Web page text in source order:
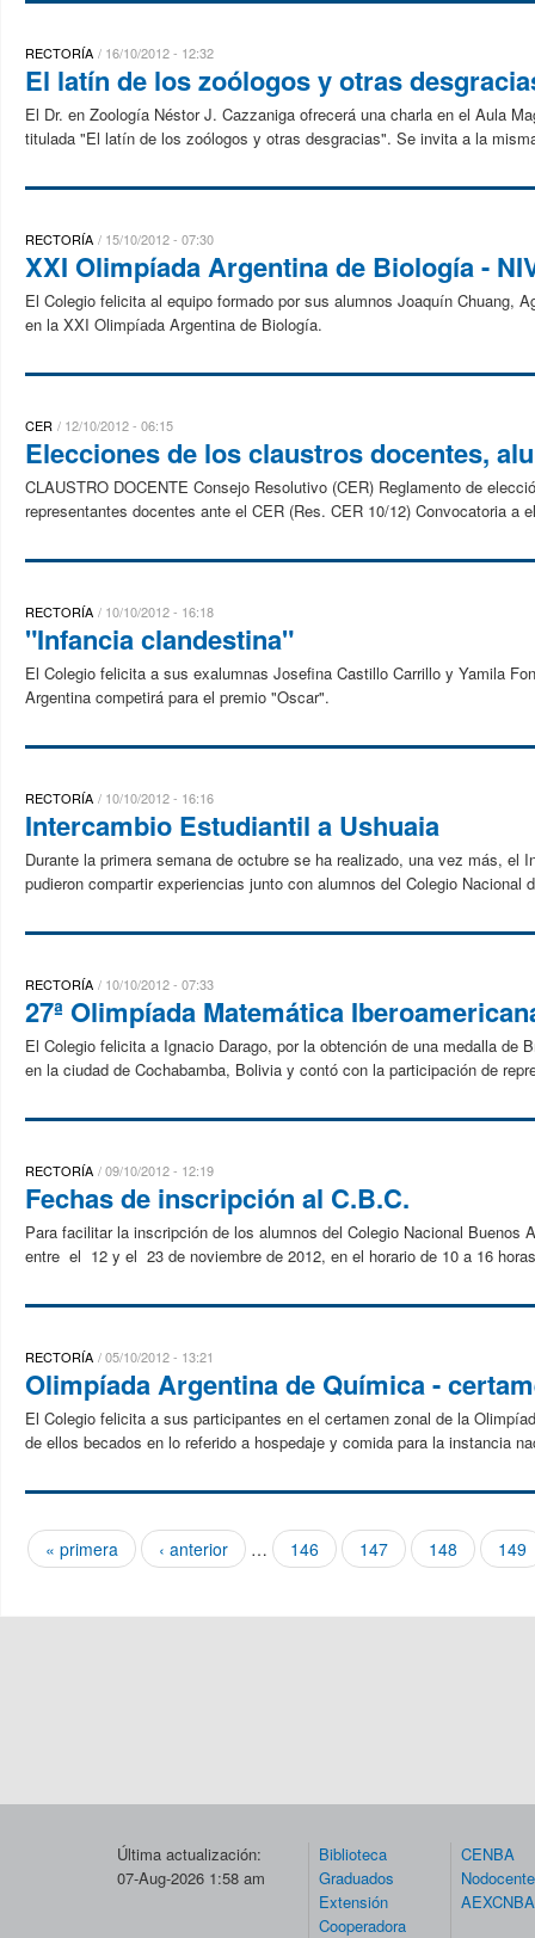
RECTORÍA 16/10/2012 - 12:32
El latín de los zoólogos y otras
El Dr. en Zoología Néstor J. Cazzaniga ofrecerá una charla en el Aula
titulada "El latín de los zoólogos y otras desgracias". Se invita a la
RECTORÍA 15/10/2012 - 07:30
XXI Olimpíada Argentina de Biología -
El Colegio felicita al equipo formado por sus alumnos Joaquín Chuang,
en la XXI Olimpíada Argentina de Biología.
CER 12/10/2012 - 06:15
Elecciones de los claustros docentes,
CLAUSTRO DOCENTE Consejo Resolutivo (CER) Reglamento de
representantes docentes ante el CER (Res. CER 10/12) Convocatoria a
RECTORÍA 10/10/2012 - 16:18
"Infancia clandestina"
El Colegio felicita a sus exalumnas Josefina Castillo Carrillo y Yamila
Argentina competirá para el premio "Oscar".
RECTORÍA 10/10/2012 - 16:16
Intercambio Estudiantil a Ushuaia
Durante la primera semana de octubre se ha realizado, una vez más, el
pudieron compartir experiencias junto con alumnos del Colegio Nacional
RECTORÍA 10/10/2012 - 07:33
27ª Olimpíada Matemática
El Colegio felicita a Ignacio Darago, por la obtención de una medalla
en la ciudad de Cochabamba, Bolivia y contó con la participación de
RECTORÍA 09/10/2012 - 12:19
Fechas de inscripción al C.B.C.
Para facilitar la inscripción de los alumnos del Colegio Nacional
entre el 12 y el 23 de noviembre de 2012, en el horario de 10 a 16
RECTORÍA 05/10/2012 - 13:21
Olimpíada Argentina de Química -
El Colegio felicita a sus participantes en el certamen zonal de la
de ellos becados en lo referido a hospedaje y comida para la instancia
Páginas
« primera ‹ anterior … 146 147 148 149
Última actualización:
07-Aug-2026 1:58 am
Biblioteca
Graduados
Extensión
Cooperadora
CENBA
AEXCNBA